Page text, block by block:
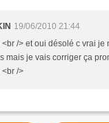
19/06/2010 21:44
<br /> et oui désolé c vrai je
mais je vais corriger ça
<br />